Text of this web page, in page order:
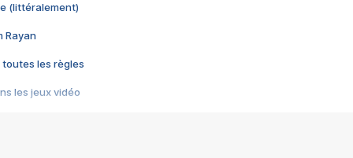
(littéralement)
Rayan
toutes les règles
les jeux vidéo